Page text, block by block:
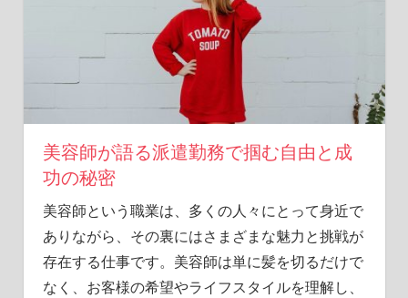
美容師が語る派遣勤務で掴む自由と成
功の秘密
美容師という職業は、多くの人々にとって身近で
ありながら、その裏にはさまざまな魅力と挑戦が
存在する仕事です。 美容師は単に髪を切るだけで
なく、お客様の希望やライフスタイルを理解し、